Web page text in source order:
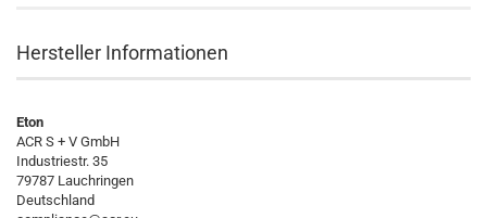
Hersteller Informationen
Eton
ACR S + V GmbH
Industriestr. 35
79787 Lauchringen
Deutschland